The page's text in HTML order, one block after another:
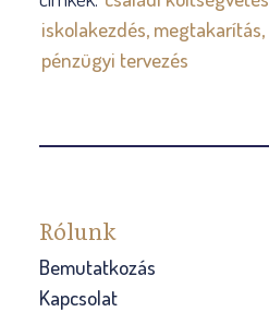
iskolakezdés megtakarítás
pénzügyi tervezés
Rólunk
Bemutatkozás
Kapcsolat